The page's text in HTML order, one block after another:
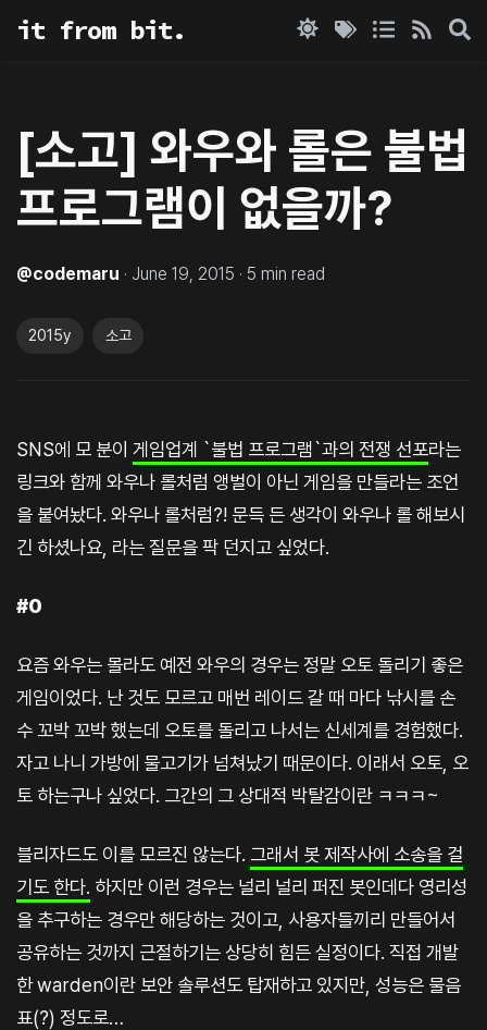
it from bit.
[소고] 와우와 롤은 불법
프로그램이 없을까?
@codemaru · June 19, 2015 · 5 min read
2015y 소고
SNS에 모 분이 게임업계 `불법 프로그램`과의 전쟁 선포라는
링크와 함께 와우나 롤처럼 앵벌이 아닌 게임을 만들라는 조언
을 붙여놨다. 와우나 롤처럼?! 문득 든 생각이 와우나 롤 해보시
긴 하셨나요, 라는 질문을 팍 던지고 싶었다.
#0
요즘 와우는 몰라도 예전 와우의 경우는 정말 오토 돌리기 좋은
게임이었다. 난 것도 모르고 매번 레이드 갈 때 마다 낚시를 손
수 꼬박 꼬박 했는데 오토를 돌리고 나서는 신세계를 경험했다.
자고 나니 가방에 물고기가 넘쳐났기 때문이다. 이래서 오토, 오
토 하는구나 싶었다. 그간의 그 상대적 박탈감이란 ㅋㅋㅋ~
블리자드도 이를 모르진 않는다. 그래서 봇 제작사에 소송을 걸
기도 한다. 하지만 이런 경우는 널리 널리 퍼진 봇인데다 영리성
을 추구하는 경우만 해당하는 것이고, 사용자들끼리 만들어서
공유하는 것까지 근절하기는 상당히 힘든 실정이다. 직접 개발
한 warden이란 보안 솔루션도 탑재하고 있지만, 성능은 물음
표(?) 정도로…